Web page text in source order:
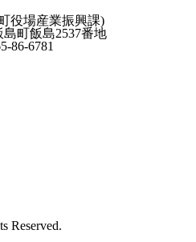
役場産業振興課)
島町飯島2537番地
86-6781
Reserved.